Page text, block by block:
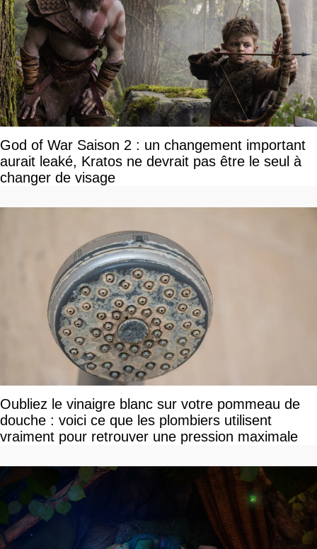
God of War Saison 2 : un changement important
aurait leaké, Kratos ne devrait pas être le seul à
changer de visage
Oubliez le vinaigre blanc sur votre pommeau de
douche : voici ce que les plombiers utilisent
vraiment pour retrouver une pression maximale